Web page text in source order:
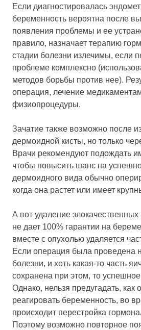
Если диагностировалась
беременность вероятна после
появления проблемы и ее
правило, назначает терапию
стадии болезни излечимы, если
проблеме комплексно
методов борьбы против нее).
операция, лечение
физиопроцедуры.
Зачатие также возможно после
дермоидной кисты, но только
Врачи рекомендуют подождать
чтобы повысить шанс на
дермоидного вида обычно
когда она растет или имеет
А вот удаление
не дает 100% гарантии на
вместе с опухолью удаляется
Если операция была проведена
болезни, и хоть какая-то часть
сохранена при этом, то
Однако, нельзя предугадать, как
реагировать беременность, во
происходит перестройка
Поэтому возможно повторное